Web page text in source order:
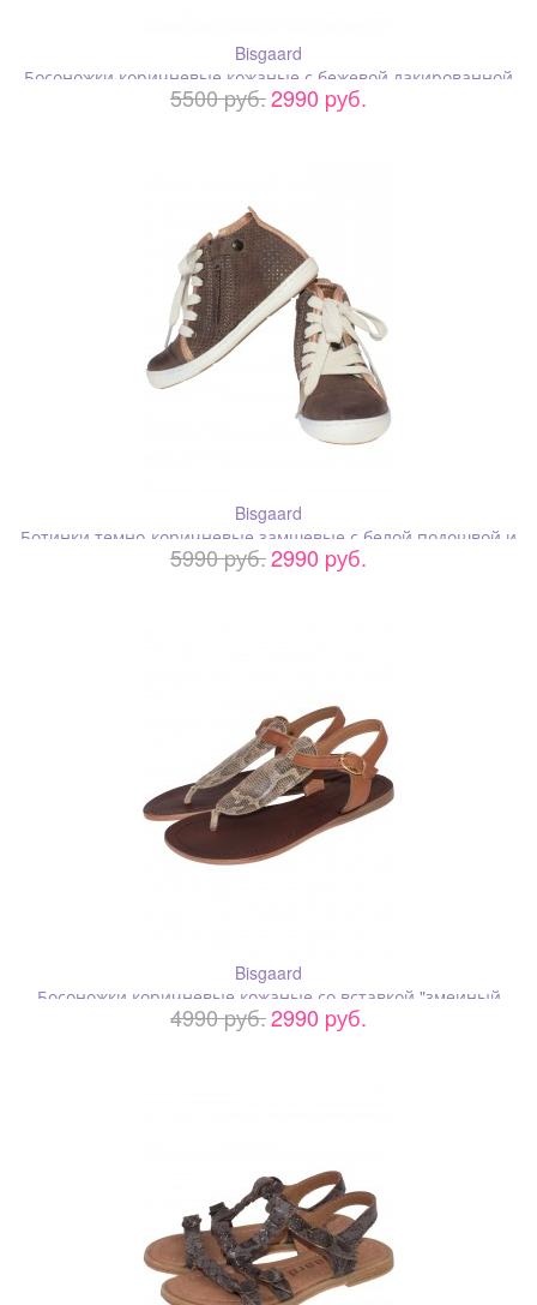
Bisgaard
Босоножки коричневые кожаные с бежевой лакированной
вставкой
5500 pуб.2990 pуб.
Bisgaard
Ботинки темно-коричневые замшевые с белой подошвой и
шнурками
5990 pуб.2990 pуб.
Bisgaard
Босоножки коричневые кожаные со вставкой "змеиный
принт"
4990 pуб.2990 pуб.